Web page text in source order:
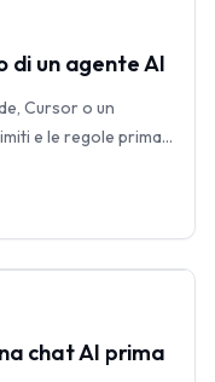
di un agente AI
Cursor o un
e le regole prima
chat AI prima